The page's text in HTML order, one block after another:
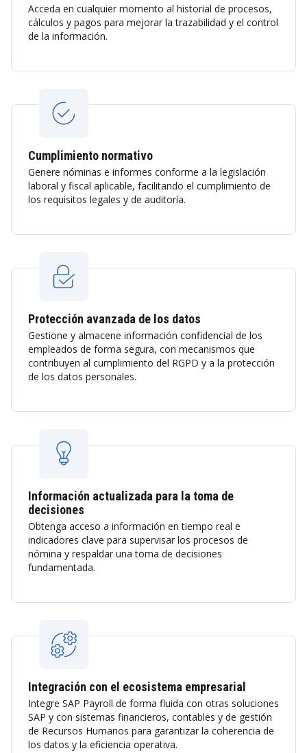
Acceda en cualquier momento al historial de procesos,
cálculos y pagos para mejorar la trazabilidad y el control
de la información.
Cumplimiento normativo
Genere nóminas e informes conforme a la legislación
laboral y fiscal aplicable, facilitando el cumplimiento de
los requisitos legales y de auditoría.
Protección avanzada de los datos
Gestione y almacene información confidencial de los
empleados de forma segura, con mecanismos que
contribuyen al cumplimiento del RGPD y a la protección
de los datos personales.
Información actualizada para la toma de
decisiones
Obtenga acceso a información en tiempo real e
indicadores clave para supervisar los procesos de
nómina y respaldar una toma de decisiones
fundamentada.
Integración con el ecosistema empresarial
Integre SAP Payroll de forma fluida con otras soluciones
SAP y con sistemas financieros, contables y de gestión
de Recursos Humanos para garantizar la coherencia de
los datos y la eficiencia operativa.